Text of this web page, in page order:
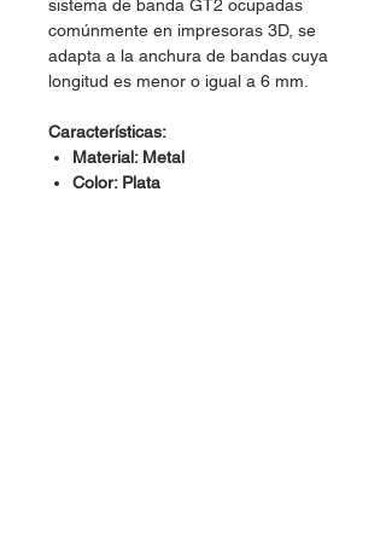
sistema de banda GT2 ocupadas
comúnmente en impresoras 3D, se
adapta a la anchura de bandas cuya
longitud es menor o igual a 6 mm.
Características:
Material: Metal
Color: Plata